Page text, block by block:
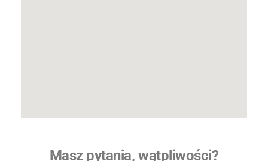
Masz pytania, wątpliwości?